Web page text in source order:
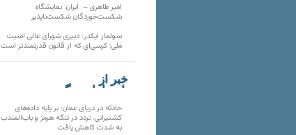
امیر طاهری – ایران: نمایشگاه
شکست‌خوردگان شکست‌ناپذیر
سولماز ایکدر: دبیری شورای عالی امنیت
ملی؛ کرسی‌ای که از قانون قدرتمندتر است
خبر از
تارنماهای دیگر
حادثه در دریای عمان؛ بر پایه داده‌های
کشتیرانی، تردد در تنگه هرمز و باب‌المندب
به شدت کاهش یافت